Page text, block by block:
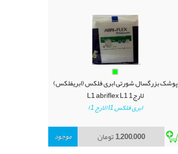
پوشک بزرگسال شورتی ابری فلکس (ابریفلکس)
لارج1 L1 abriflex L1
ابری فلکس l1 (لارج 1)
1,200,000تومان موجود